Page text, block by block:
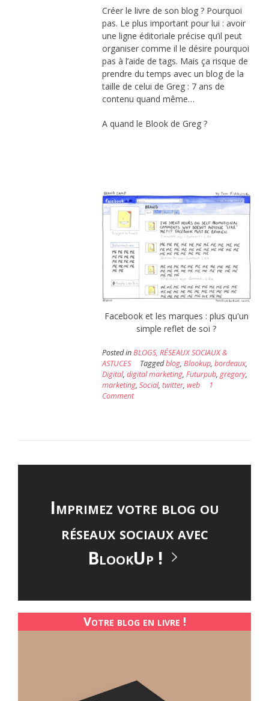
Créer le livre de son blog ? Pourquoi
pas. Le plus important pour lui : avoir
une ligne éditoriale précise qu’il peut
organiser comme il le désire pourquoi
pas à l’aide de tags. Mais ça risque de
prendre du temps avec un blog de la
taille de celui de Greg : 7 ans de
contenu quand même…
A quand le Blook de Greg ?
Facebook et les marques : plus qu'un
simple reflet de soi ?
Posted inBLOGS, RÉSEAUX SOCIAUX &
ASTUCES
Taggedblog, Blookup, bordeaux,
Digital, digital marketing, Futurpub, gregory,
marketing, Social, twitter, web
1
Comment
Imprimez votre blog ou
réseaux sociaux avec
BlookUp !
Votre blog en livre !